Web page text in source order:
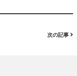
次の記事